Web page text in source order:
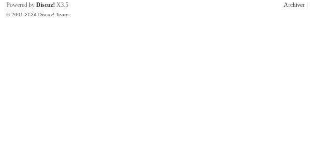
Archiver
Powered byDiscuz! X3.5
© 2001-2024Discuz! Team